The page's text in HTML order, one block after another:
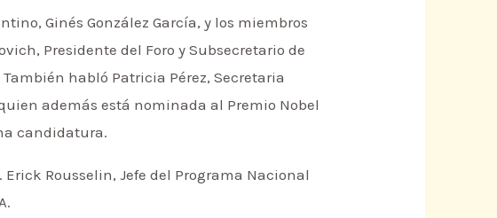
Ginés González García, y los miembros
Presidente del Foro y Subsecretario de
habló Patricia Pérez, Secretaria
además está nominada al Premio Nobel
candidatura.
Rousselin, Jefe del Programa Nacional